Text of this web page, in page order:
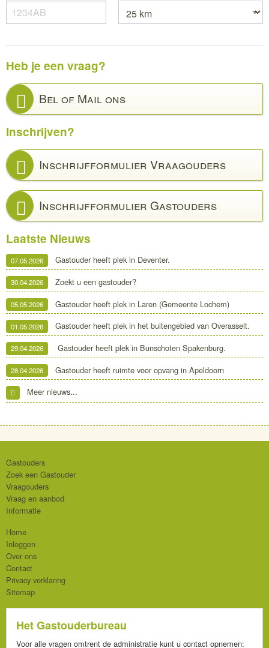
Heb je een vraag?
Bel of Mail ons
Inschrijven?
Inschrijfformulier Vraagouders
Inschrijfformulier Gastouders
Laatste Nieuws
07.05.2026 Gastouder heeft plek in Deventer.
30.04.2026 Zoekt u een gastouder?
05.05.2026 Gastouder heeft plek in Laren (Gemeente Lochem)
01.05.2026 Gastouder heeft plek in het buitengebied van Overasselt.
29.04.2026 Gastouder heeft plek in Bunschoten Spakenburg.
28.04.2026
Gastouder heeft ruimte voor opvang in Apeldoorn
Meer nieuws...
Gastouders
Zoek een Gastouder
Vraagouders
Vraag en aanbod
Informatie
Home
Inloggen
Over ons
Contact
Privacy verklaring
Sitemap
Het Gastouderbureau
Voor alle vragen omtrent de administratie kunt u contact opnemen: